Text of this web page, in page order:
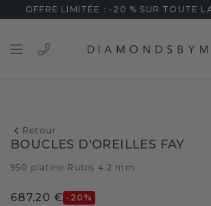
OFFRE LIMITÉE : -20 % SUR TOUTE
Retour
BOUCLES D'OREILLES FAY
950 platine Rubis 4.2 mm
687,20 € -20 %